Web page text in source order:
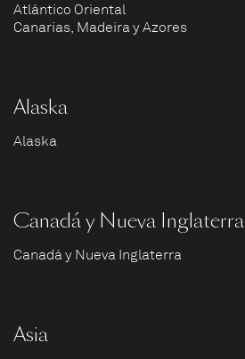
Atlántico Oriental
Canarias, Madeira y Azores
Alaska
Alaska
Canadá y Nueva Inglaterra
Canadá y Nueva Inglaterra
Asia